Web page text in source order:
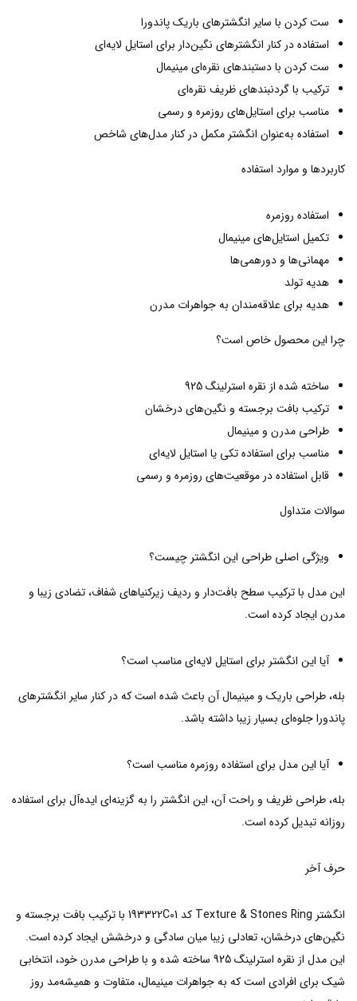
ست کردن با سایر انگشترهای باریک پاندورا
استفاده در کنار انگشترهای نگین‌دار برای استایل لایه‌ای
ست کردن با دستبندهای نقره‌ای مینیمال
ترکیب با گردنبندهای ظریف نقره‌ای
مناسب برای استایل‌های روزمره و رسمی
استفاده به‌عنوان انگشتر مکمل در کنار مدل‌های شاخص
کاربردها و موارد استفاده
استفاده روزمره
تکمیل استایل‌های مینیمال
مهمانی‌ها و دورهمی‌ها
هدیه تولد
هدیه برای علاقه‌مندان به جواهرات مدرن
چرا این محصول خاص است؟
ساخته شده از نقره استرلینگ 925
ترکیب بافت برجسته و نگین‌های درخشان
طراحی مدرن و مینیمال
مناسب برای استفاده تکی یا استایل لایه‌ای
قابل استفاده در موقعیت‌های روزمره و رسمی
سوالات متداول
ویژگی اصلی طراحی این انگشتر چیست؟
این مدل با ترکیب سطح بافت‌دار و ردیف زیرکنیاهای شفاف، تضادی زیبا و
مدرن ایجاد کرده است.
آیا این انگشتر برای استایل لایه‌ای مناسب است؟
بله، طراحی باریک و مینیمال آن باعث شده است که در کنار سایر انگشترهای
پاندورا جلوه‌ای بسیار زیبا داشته باشد.
آیا این مدل برای استفاده روزمره مناسب است؟
بله، طراحی ظریف و راحت آن، این انگشتر را به گزینه‌ای ایده‌آل برای استفاده
روزانه تبدیل کرده است.
حرف آخر
انگشتر Texture & Stones Ring کد 193322C01 با ترکیب بافت برجسته و
نگین‌های درخشان، تعادلی زیبا میان سادگی و درخشش ایجاد کرده است.
این مدل از نقره استرلینگ 925 ساخته شده و با طراحی مدرن خود، انتخابی
شیک برای افرادی است که به جواهرات مینیمال، متفاوت و همیشه‌مد روز